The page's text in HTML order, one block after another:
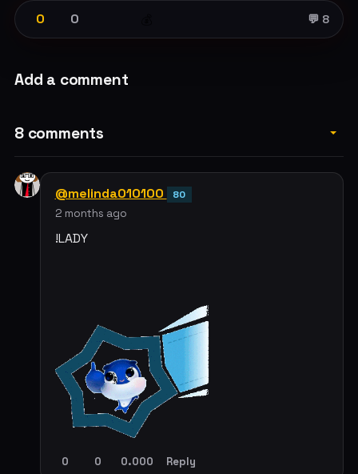
0 0 💬 8
Add a comment
8 comments
@melinda010100 80
2 months ago
!LADY
0 0 0.000 Reply